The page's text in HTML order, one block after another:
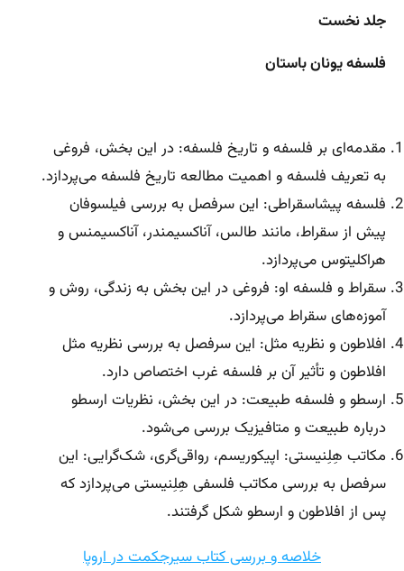
جلد نخست
فلسفه یونان باستان
مقدمه‌ای بر فلسفه و تاریخ فلسفه: در این بخش، فروغی
به تعریف فلسفه و اهمیت مطالعه تاریخ فلسفه می‌پردازد.
فلسفه پیشاسقراطی: این سرفصل به بررسی فیلسوفان
پیش از سقراط، مانند طالس، آناکسیمندر، آناکسیمنس و
هراکلیتوس می‌پردازد.
سقراط و فلسفه او: فروغی در این بخش به زندگی، روش و
آموزه‌های سقراط می‌پردازد.
افلاطون و نظریه مثل: این سرفصل به بررسی نظریه مثل
افلاطون و تأثیر آن بر فلسفه غرب اختصاص دارد.
ارسطو و فلسفه طبیعت: در این بخش، نظریات ارسطو
درباره طبیعت و متافیزیک بررسی می‌شود.
مکاتب هِلِنیستی: اپیکوریسم، رواقی‌گری، شک‌گرایی: این
سرفصل به بررسی مکاتب فلسفی هِلِنیستی می‌پردازد که
پس از افلاطون و ارسطو شکل گرفتند.
خلاصه و بررسی کتاب سیرجکمت در اروپا